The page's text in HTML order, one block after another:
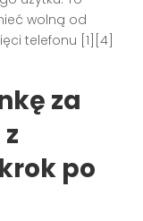
wolną od
telefonu [1][4]
za
po